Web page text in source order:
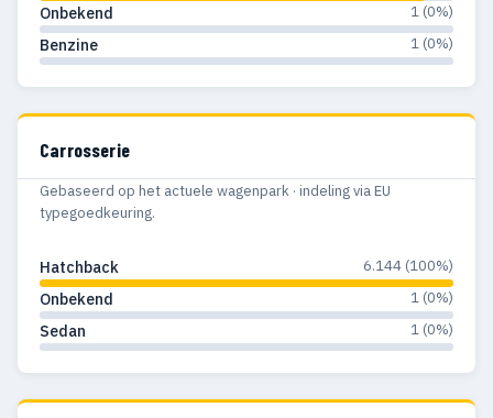
Onbekend 1 (0%)
Benzine 1 (0%)
Carrosserie
Gebaseerd op het actuele wagenpark · indeling via EU
typegoedkeuring.
Hatchback 6.144 (100%)
Onbekend 1 (0%)
Sedan 1 (0%)